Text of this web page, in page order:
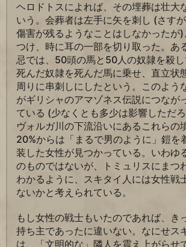
ヘロドトスによれば、その埋葬は壮大
いう。会葬者は左手に矢を刺し (さす
傷害が残るようなことはしなかったが)
つけ、時に耳の一部を切り取った。あ
忌では、50頭の馬と50人の奴隷を殺し
死んだ奴隷を死んだ馬に乗せ、直立状
周りに串刺しにしたという。このよう
がギリシャのアマゾネス伝説につなが
ている (少なくとも多少は影響しただ
ヴォルガ川の下流沿いにあるこれらの
20%からは「まるで男のように」鎧を
装した女性が見つかっている。いわゆ
のものではないが、トミュリスにまつ
わかるように、スキタイ人には女性戦
ないかと考えられている。
もし女性の戦士もいたのであれば、き
持ち主であったに違いない。なにせス
は、「文明的な」隣人を震え上がらせ